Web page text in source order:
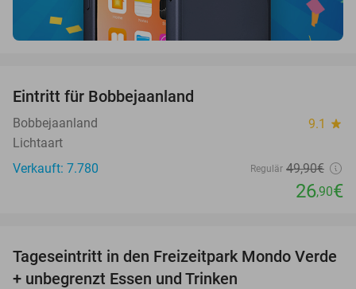
Eintritt für Bobbejaanland
Bobbejaanland 9.1 star
Lichtaart
Verkauft: 7.780
Regulär 49,90€
26,90€
25%
Tageseintritt in den Freizeitpark Mondo Verde
+ unbegrenzt Essen und Trinken